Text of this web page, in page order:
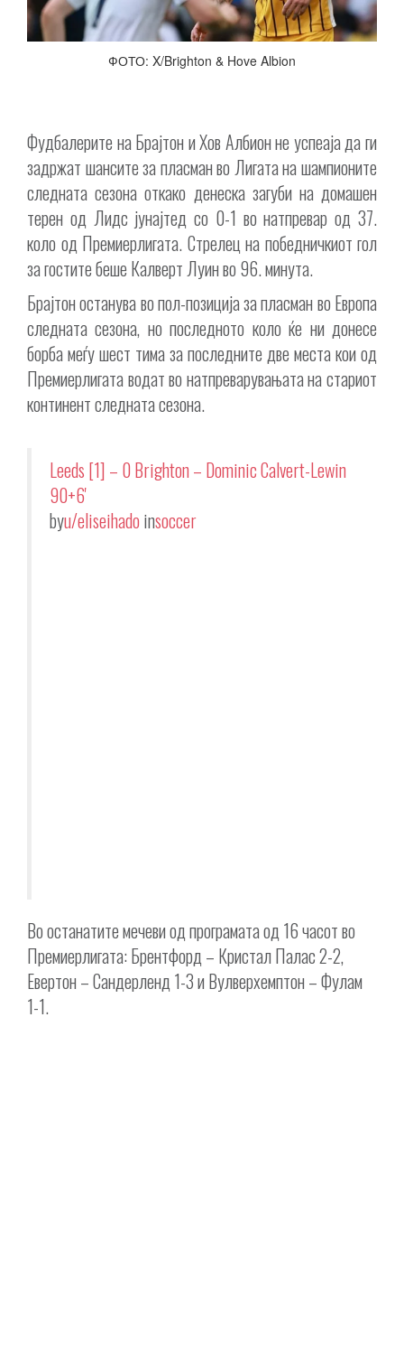
ФОТО: X/Brighton & Hove Albion
Фудбалерите на Брајтон и Хов Албион не успеаја да ги
задржат шансите за пласман во Лигата на шампионите
следната сезона откако денеска загуби на домашен
терен од Лидс јунајтед со 0-1 во натпревар од 37.
коло од Премиерлигата. Стрелец на победничкиот гол
за гостите беше Калверт Луин во 96. минута.
Брајтон останува во пол-позиција за пласман во Европа
следната сезона, но последното коло ќе ни донесе
борба меѓу шест тима за последните две места кои од
Премиерлигата водат во натпреварувањата на стариот
континент следната сезона.
Leeds [1] – 0 Brighton – Dominic Calvert-Lewin
90+6'
byu/eliseihadoinsoccer
Во останатите мечеви од програмата од 16 часот во
Премиерлигата: Брентфорд – Кристал Палас 2-2,
Евертон – Сандерленд 1-3 и Вулверхемптон – Фулам
1-1.